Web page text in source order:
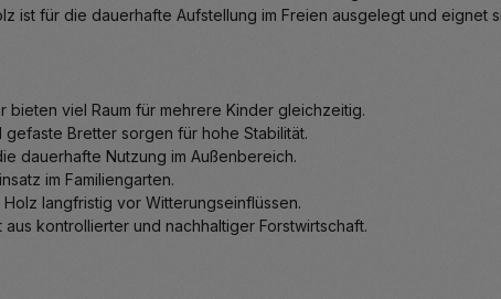
ist für die dauerhafte Aufstellung im Freien ausgelegt und
bieten viel Raum für mehrere Kinder gleichzeitig.
Bretter sorgen für hohe Stabilität.
dauerhafte Nutzung im Außenbereich.
im Familiengarten.
langfristig vor Witterungseinflüssen.
kontrollierter und nachhaltiger Forstwirtschaft.